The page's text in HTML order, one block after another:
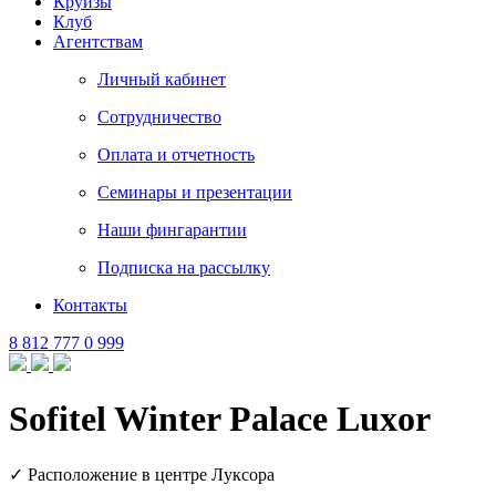
Клуб
Агентствам
Личный кабинет
Сотрудничество
Оплата и отчетность
Семинары и презентации
Наши фингарантии
Подписка на рассылку
Контакты
8 812 777 0 999
Sofitel Winter Palace Luxor
✓ Расположение в центре Луксора